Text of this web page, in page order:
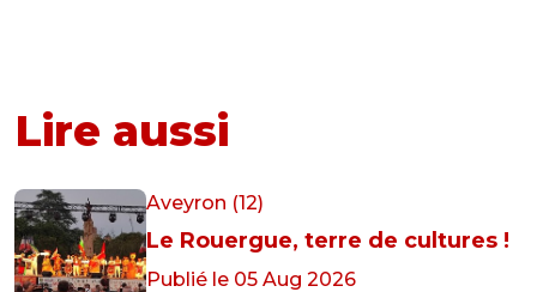
Lire aussi
Aveyron (12)
Le Rouergue, terre de cultures !
Publié le 05 Aug 2026